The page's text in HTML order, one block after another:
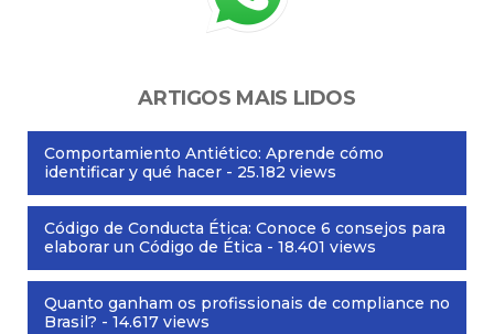
ARTIGOS MAIS LIDOS
Comportamiento Antiético: Aprende cómo
identificar y qué hacer - 25.182 views
Código de Conducta Ética: Conoce 6 consejos para
elaborar un Código de Ética - 18.401 views
Quanto ganham os profissionais de compliance no
Brasil? - 14.617 views